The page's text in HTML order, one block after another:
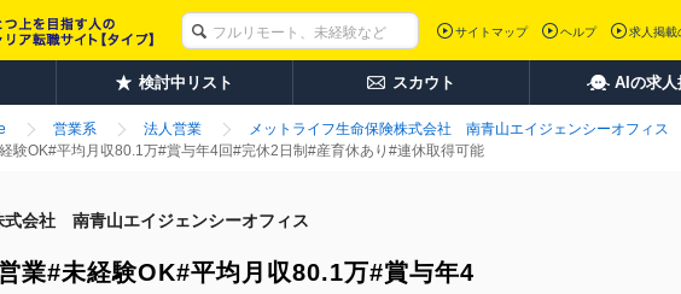
サイトマップ ヘルプ 求人掲載
検討中リスト スカウト AIの求人
営業系 法人営業
メットライフ生命保険株式会社 南青山エイジェンシーオフィス
験OK#平均月収80.1万#賞与年4回#完休2日制#産育休あり#連休取得可能
式会社 南青山エイジェンシーオフィス
業#未経験OK#平均月収80.1万#賞与年4